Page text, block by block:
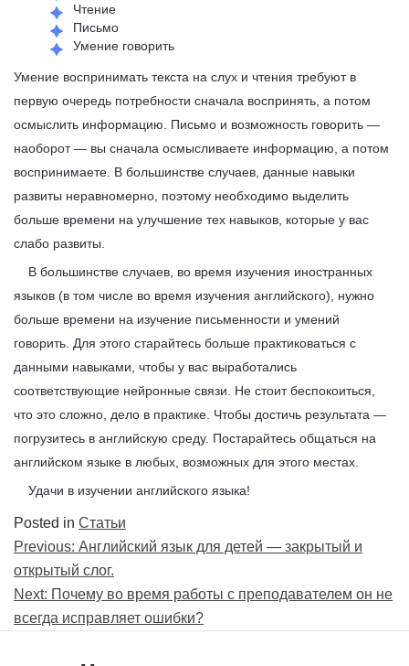
Чтение
Письмо
Умение говорить
Умение воспринимать текста на слух и чтения требуют в
первую очередь потребности сначала воспринять, а потом
осмыслить информацию. Письмо и возможность говорить —
наоборот — вы сначала осмысливаете информацию, а потом
воспринимаете. В большинстве случаев, данные навыки
развиты неравномерно, поэтому необходимо выделить
больше времени на улучшение тех навыков, которые у вас
слабо развиты.
В большинстве случаев, во время изучения иностранных
языков (в том числе во время изучения английского), нужно
больше времени на изучение письменности и умений
говорить. Для этого старайтесь больше практиковаться с
данными навыками, чтобы у вас выработались
соответствующие нейронные связи. Не стоит беспокоиться,
что это сложно, дело в практике. Чтобы достичь результата —
погрузитесь в английскую среду. Постарайтесь общаться на
английском языке в любых, возможных для этого местах.
Удачи в изучении английского языка!
Posted in Статьи
Навигация
по
записям
Previous: Английский язык для детей — закрытый и
открытый слог.
Next: Почему во время работы с преподавателем он не
всегда исправляет ошибки?